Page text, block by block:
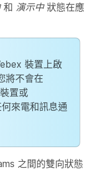
和 演示中狀態在應
裝置上啟
將不會在
置或
來電和訊息通
之間的雙向狀態